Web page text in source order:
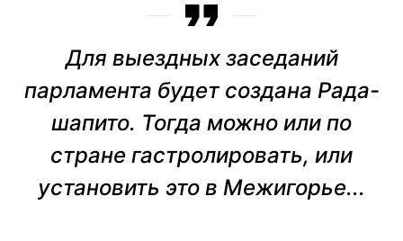
Для выездных заседаний
парламента будет создана Рада-
шапито. Тогда можно или по
стране гастролировать, или
установить это в Межигорье...